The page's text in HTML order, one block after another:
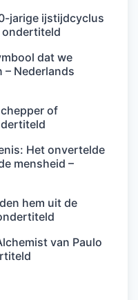
jarige ijstijdcyclus
ondertiteld
dat we
– Nederlands
of
Het onvertelde
mensheid –
hem uit de
van Paulo